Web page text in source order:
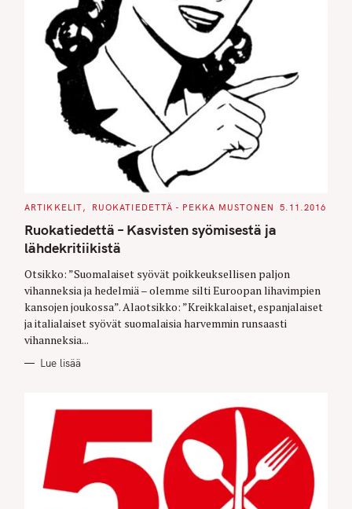
C
T
E
G
O
I
S
ARTIKKELIT RUOKATIEDETTÄ - PEKKA MUSTONEN 5.11.2016
Ruokatiedettä – Kasvisten syömisestä ja
lähdekritiikistä
Otsikko: ”Suomalaiset syövät poikkeuksellisen paljon
vihanneksia ja hedelmiä – olemme silti Euroopan lihavimpien
kansojen joukossa”. Alaotsikko: ”Kreikkalaiset, espanjalaiset
ja italialaiset syövät suomalaisia harvemmin runsaasti
vihanneksia...
Lue lisää